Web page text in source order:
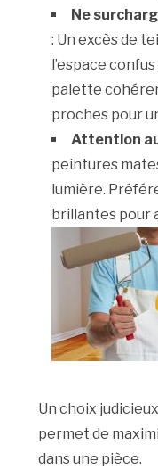
Ne
: Un excès de
l’espace
palette
proches pour
Attention
peintures
lumière.
brillantes pour
Un choix
permet de
dans une pièce.